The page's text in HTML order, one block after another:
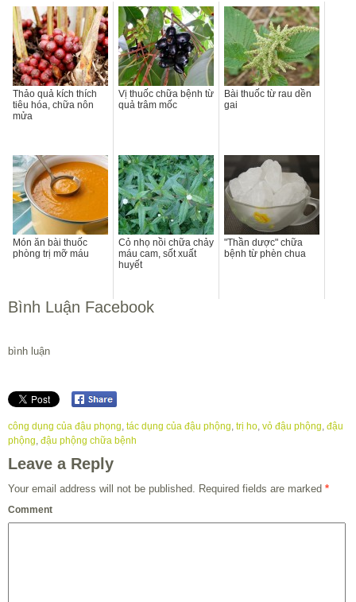
Thảo quả kích thích
tiêu hóa, chữa nôn
mửa
Vị thuốc chữa bệnh từ
quả trâm mốc
Bài thuốc từ rau dền
gai
Món ăn bài thuốc
phòng trị mỡ máu
Cỏ nhọ nồi chữa chảy
máu cam, sốt xuất
huyết
"Thần dược" chữa
bệnh từ phèn chua
Bình Luận Facebook
bình luận
công dụng của đậu phọng, tác dụng của đậu phộng, trị ho, vỏ đậu phộng, đậu
phộng, đậu phộng chữa bệnh
Leave a Reply
Your email address will not be published. Required fields are marked *
Comment